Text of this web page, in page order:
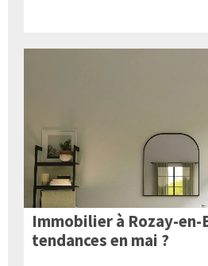
Immobilier à Rozay-en-
tendances en mai ?